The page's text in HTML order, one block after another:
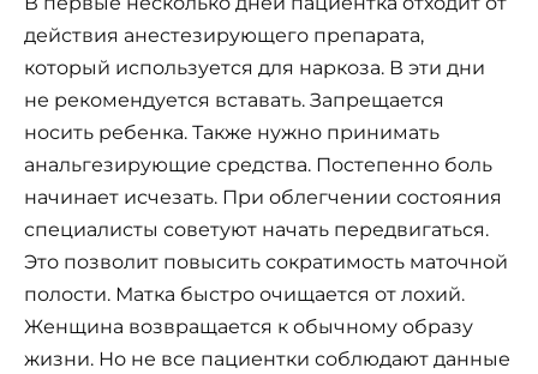
действия анестезирующего препарата,
который используется для наркоза. В эти дни
не рекомендуется вставать. Запрещается
носить ребенка. Также нужно принимать
анальгезирующие средства. Постепенно боль
начинает исчезать. При облегчении состояния
специалисты советуют начать передвигаться.
Это позволит повысить сократимость маточной
полости. Матка быстро очищается от лохий.
Женщина возвращается к обычному образу
жизни. Но не все пациентки соблюдают данные